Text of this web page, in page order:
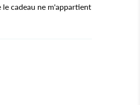
cadeau ne m'appartient